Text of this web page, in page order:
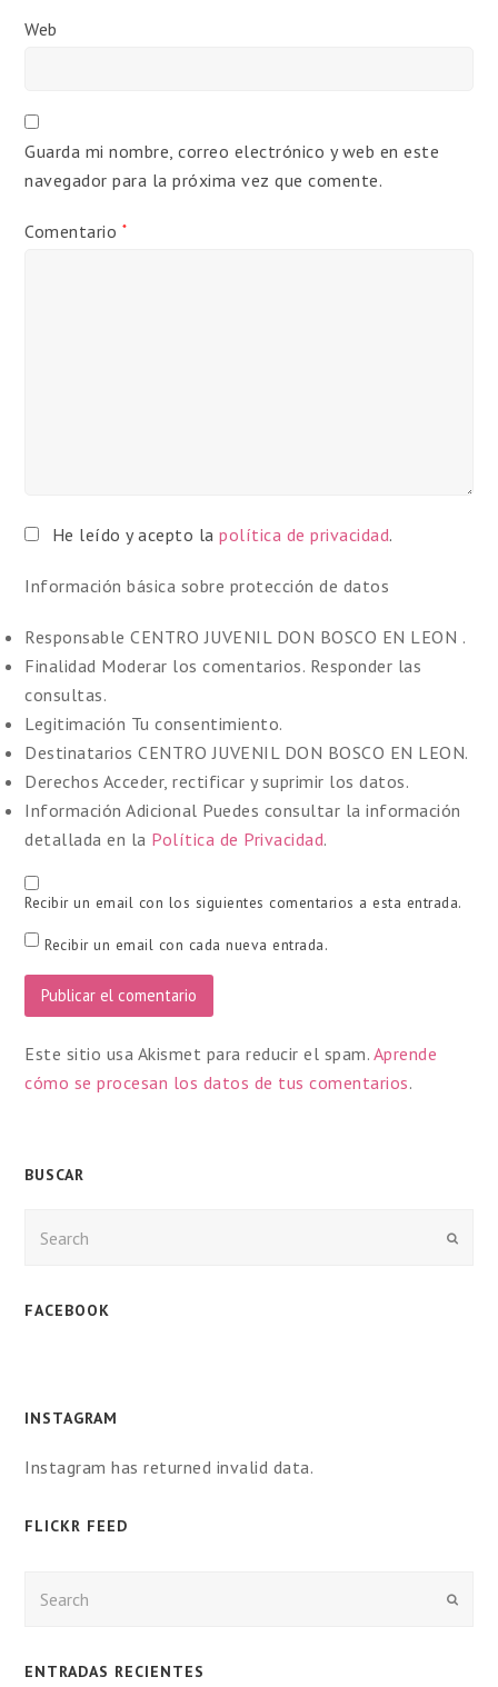
Web
Guarda mi nombre, correo electrónico y web en este
navegador para la próxima vez que comente.
Comentario *
He leído y acepto lapolítica de privacidad.
Información básica sobre protección de datos
Responsable CENTRO JUVENIL DON BOSCO EN LEON .
Finalidad Moderar los comentarios. Responder las
consultas.
Legitimación Tu consentimiento.
Destinatarios CENTRO JUVENIL DON BOSCO EN LEON.
Derechos Acceder, rectificar y suprimir los datos.
Información Adicional Puedes consultar la información
detallada en la Política de Privacidad.
Recibir un email con los siguientes comentarios a esta entrada.
Recibir un email con cada nueva entrada.
Este sitio usa Akismet para reducir el spam. Aprende
cómo se procesan los datos de tus comentarios.
BUSCAR
Enviar
FACEBOOK
INSTAGRAM
Instagram has returned invalid data.
FLICKR FEED
Enviar
ENTRADAS RECIENTES